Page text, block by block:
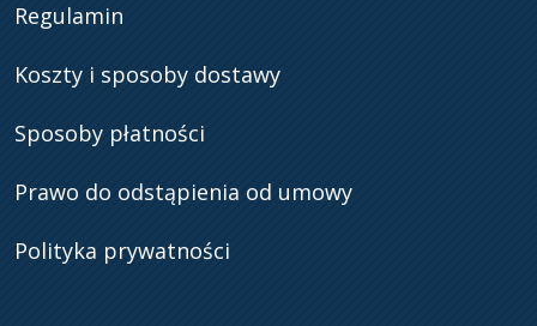
Regulamin
Koszty i sposoby dostawy
Sposoby płatności
Prawo do odstąpienia od umowy
Polityka prywatności